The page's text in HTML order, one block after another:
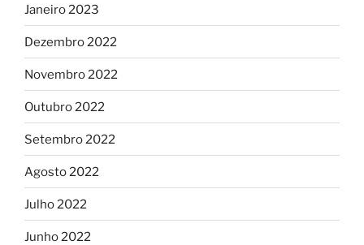
Janeiro 2023
Dezembro 2022
Novembro 2022
Outubro 2022
Setembro 2022
Agosto 2022
Julho 2022
Junho 2022